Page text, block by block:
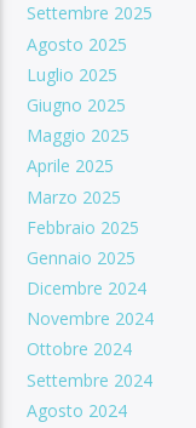
Settembre 2025
Agosto 2025
Luglio 2025
Giugno 2025
Maggio 2025
Aprile 2025
Marzo 2025
Febbraio 2025
Gennaio 2025
Dicembre 2024
Novembre 2024
Ottobre 2024
Settembre 2024
Agosto 2024